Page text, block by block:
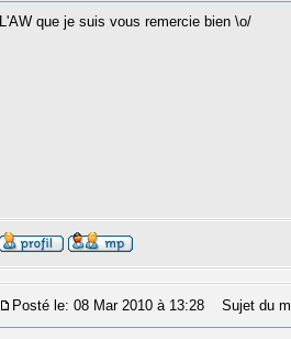
L'AW que je suis vous remercie bien \o/
Posté le: 08 Mar 2010 à 13:28 Sujet du